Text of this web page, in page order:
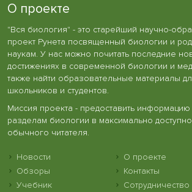
О проекте
"Вся биология" - это старейший научно-
проект Рунета посвященный биологии и
наукам. У нас можно почитать последние
достижениях в современной биологии и
также найти образовательные материалы
школьников и студентов.
Миссия проекта - предоставить
разделам биологии в максимально
обычного читателя.
Новости
Обзоры
Учебник
О проекте
Контакты
Сотрудничество